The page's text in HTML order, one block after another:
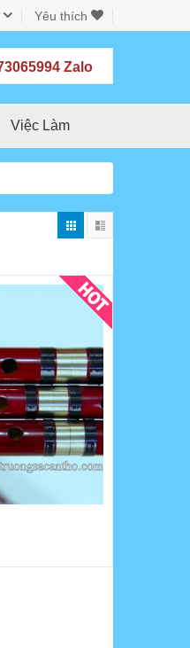
Yêu thích
Zalo
Việc Làm
Acoustic HD180A 2024
₫